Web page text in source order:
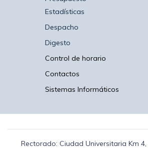
Estadísticas
Despacho
Digesto
Control de horario
Contactos
Sistemas Informáticos
Rectorado: Ciudad Universitaria Km